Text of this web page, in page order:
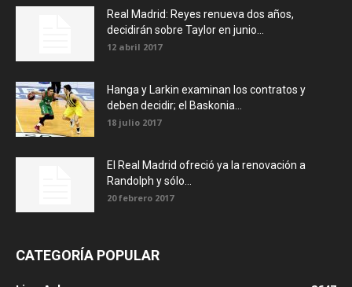
Real Madrid: Reyes renueva dos años,
decidirán sobre Taylor en junio...
12 abril 2017
Hanga y Larkin examinan los contratos y
deben decidir; el Baskonia...
18 julio 2017
El Real Madrid ofreció ya la renovación a
Randolph y sólo...
20 febrero 2017
CATEGORÍA POPULAR